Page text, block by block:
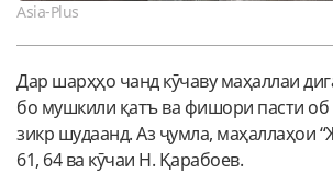
Asia-Plus
Дар шарҳҳо чанд кӯчаву маҳаллаи
бо мушкили қатъ ва фишори пасти об
зикр шудаанд. Аз ҷумла, маҳаллаҳои
61, 64 ва кӯчаи Н. Қарабоев.